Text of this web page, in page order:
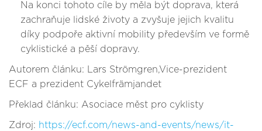
Na konci tohoto cíle by měla být doprava, která
zachraňuje lidské životy a zvyšuje jejich kvalitu
díky podpoře aktivní mobility především ve formě
cyklistické a pěší dopravy.
Autorem článku: Lars Strömgren,Vice-prezident
ECF a prezident Cykelfrämjandet
Překlad článku: Asociace měst pro cyklisty
Zdroj: https://ecf.com/news-and-events/news/it-